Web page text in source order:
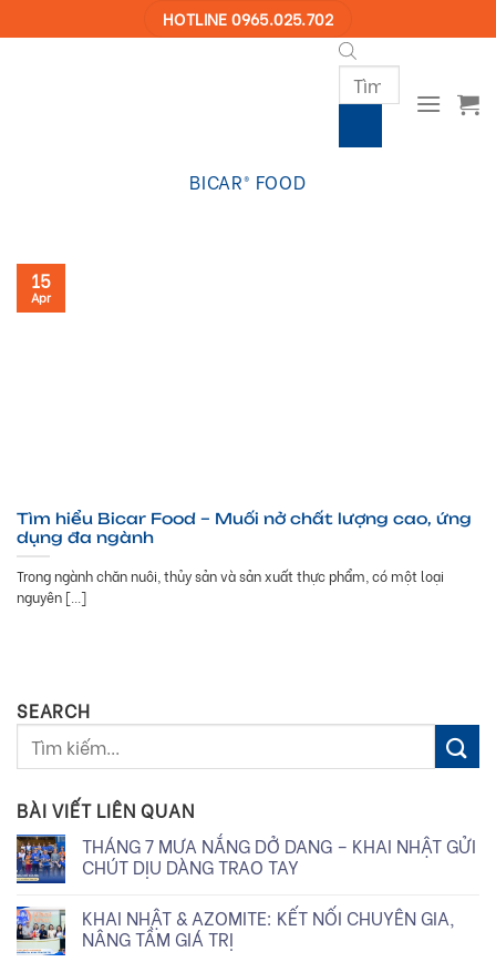
to
HOTLINE 0965.025.702
Products
search
BICAR® FOOD
Tìm hiểu Bicar Food – Muối nở chất lượng cao, ứng
dụng đa ngành
Trong ngành chăn nuôi, thủy sản và sản xuất thực phẩm, có một loại
nguyên [...]
15
Apr
SEARCH
BÀI VIẾT LIÊN QUAN
THÁNG 7 MƯA NẮNG DỞ DANG – KHAI NHẬT GỬI
CHÚT DỊU DÀNG TRAO TAY
KHAI NHẬT & AZOMITE: KẾT NỐI CHUYÊN GIA,
NÂNG TẦM GIÁ TRỊ